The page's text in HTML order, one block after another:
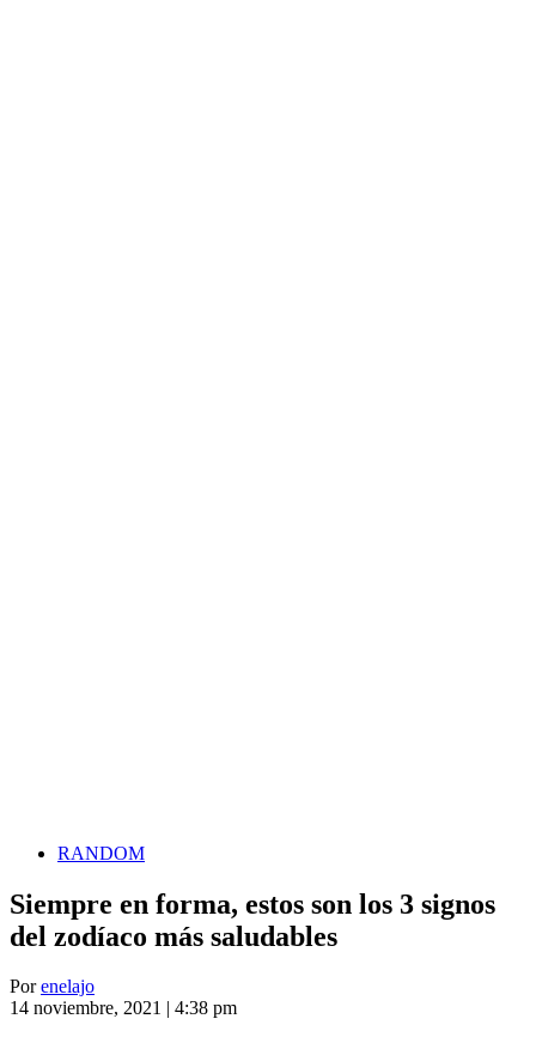
RANDOM
Siempre en forma, estos son los 3 signos
del zodíaco más saludables
Porenelajo
14 noviembre, 2021 | 4:38 pm